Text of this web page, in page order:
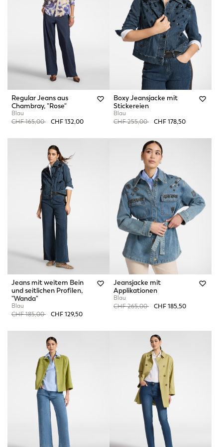
Regular Jeans aus
Chambray, "Rose"
Blau
Price reduced from
CHF 165,00toCHF 132,00
Boxy Jeansjacke mit
Stickereien
Blau
Price reduced from
CHF 255,00toCHF 178,50
Jeans mit weitem Bein
und seitlichen Profilen,
"Wanda"
Blau
Price reduced from
CHF 185,00toCHF 129,50
Jeansjacke mit
Applikationen
Blau
Price reduced from
CHF 265,00toCHF 185,50